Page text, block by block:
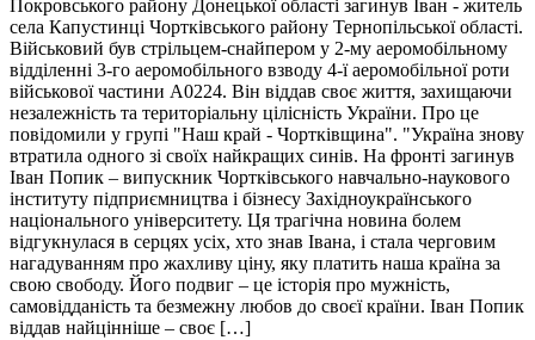
Покровського району Донецької області загинув Іван - житель
села Капустинці Чортківського району Тернопільської області.
Військовий був стрільцем-снайпером у 2-му аеромобільному
відділенні 3-го аеромобільного взводу 4-ї аеромобільної роти
військової частини А0224. Він віддав своє життя, захищаючи
незалежність та територіальну цілісність України. Про це
повідомили у групі "Наш край - Чортківщина". "Україна знову
втратила одного зі своїх найкращих синів. На фронті загинув
Іван Попик – випускник Чортківського навчально-наукового
інституту підприємництва і бізнесу Західноукраїнського
національного університету. Ця трагічна новина болем
відгукнулася в серцях усіх, хто знав Івана, і стала черговим
нагадуванням про жахливу ціну, яку платить наша країна за
свою свободу. Його подвиг – це історія про мужність,
самовідданість та безмежну любов до своєї країни. Іван Попик
віддав найцінніше – своє […]